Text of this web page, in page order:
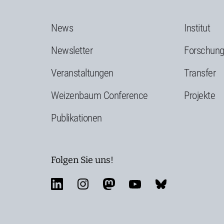
News
Newsletter
Veranstaltungen
Weizenbaum Conference
Publikationen
Institut
Forschung
Transfer
Projekte
Folgen Sie uns!